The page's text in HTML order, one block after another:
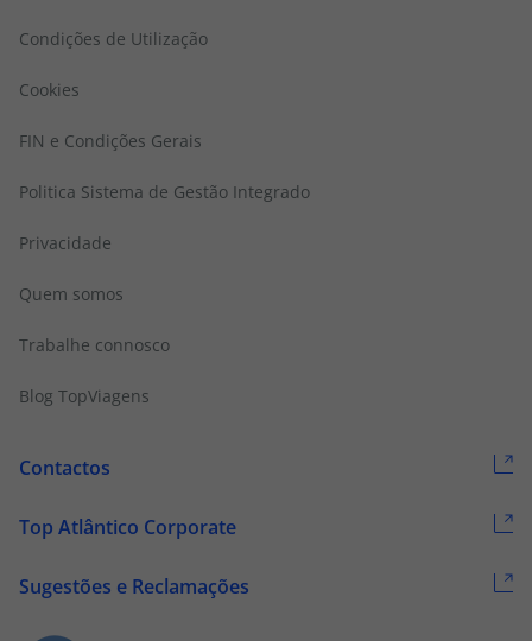
Condições de Utilização
Cookies
FIN e Condições Gerais
Politica Sistema de Gestão Integrado
Privacidade
Quem somos
Trabalhe connosco
Blog TopViagens
Contactos
Top Atlântico Corporate
Sugestões e Reclamações